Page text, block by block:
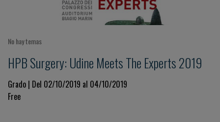
No hay temas
HPB Surgery: Udine Meets The Experts 2019
Grado | Del 02/10/2019 al 04/10/2019
Free